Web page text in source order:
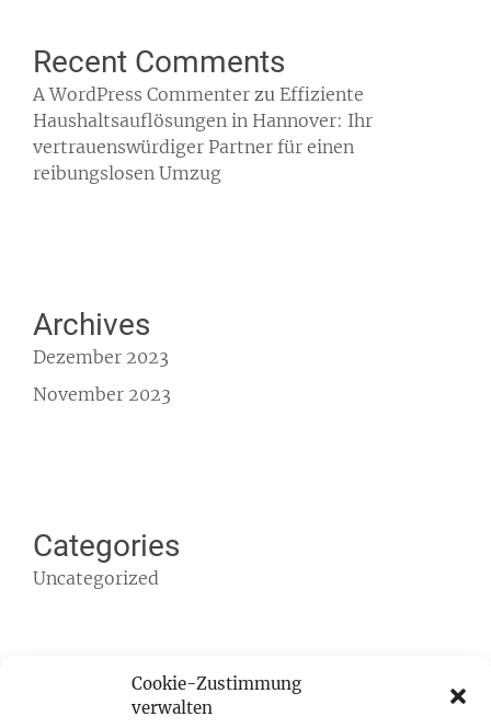
Cookie-Zustimmung
verwalten
Recent Comments
A WordPress Commenter zu Effiziente
Haushaltsauflösungen in Hannover: Ihr
vertrauenswürdiger Partner für einen
reibungslosen Umzug
Archives
Dezember 2023
November 2023
Categories
Uncategorized